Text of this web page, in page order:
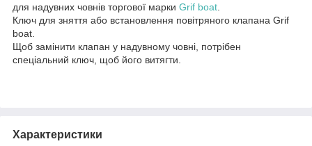
для надувних човнів торгової марки Grif boat
Ключ для зняття або встановлення повітряного клапана Grif
boat.
Щоб замінити клапан у надувному човні, потрібен
спеціальний ключ, щоб його витягти.
Характеристики